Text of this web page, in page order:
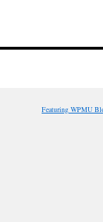
Featuring WPMU